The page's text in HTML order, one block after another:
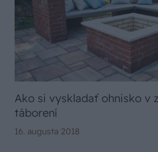
Ako si vyskladať ohnisko v
táborení
16. augusta 2018